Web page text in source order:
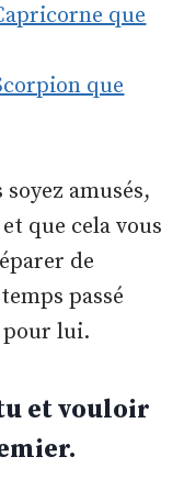
que
que
amusés,
que cela vous
de
passé
pour lui.
et vouloir